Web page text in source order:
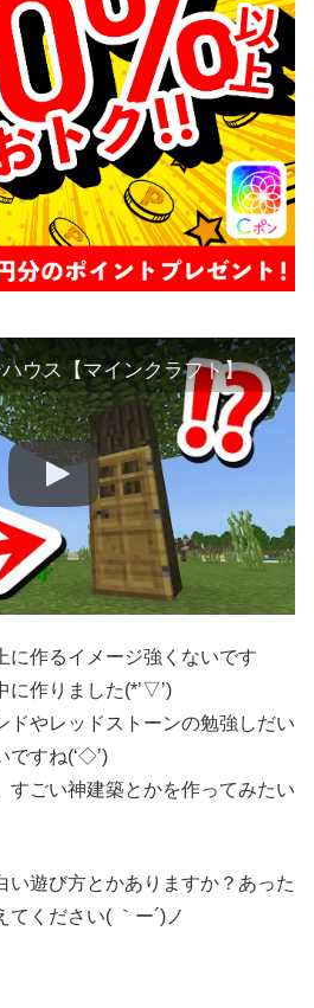
ウス【マインクラフト】
に作るイメージ強くないです
に作りました(*’▽’)
ドやレッドストーンの勉強しだい
すね(‘◇’)ゞ
すごい神建築とかを作ってみたい
い遊び方とかありますか？あった
ください( ｀ー´)ノ